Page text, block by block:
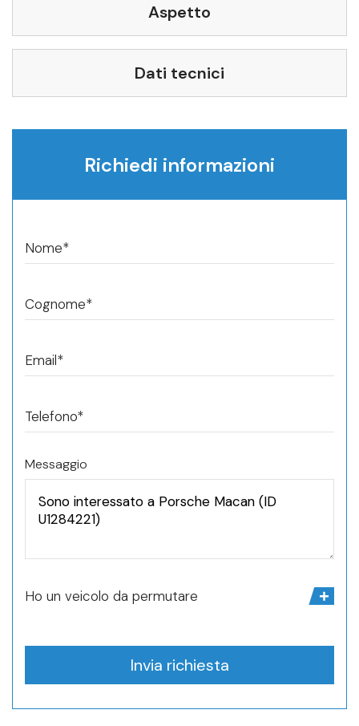
Aspetto
Dati tecnici
Richiedi informazioni
Nome*
Cognome*
Email*
Telefono*
Messaggio
Ho un veicolo da permutare
Invia richiesta